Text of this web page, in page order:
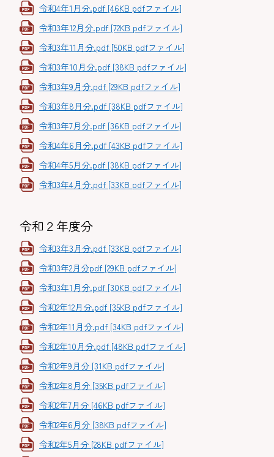
令和4年1月分.pdf [46KB pdfファイル]
令和3年12月分.pdf [72KB pdfファイル]
令和3年11月分.pdf [50KB pdfファイル]
令和3年10月分.pdf [38KB pdfファイル]
令和3年9月分.pdf [29KB pdfファイル]
令和3年8月分.pdf [38KB pdfファイル]
令和3年7月分.pdf [36KB pdfファイル]
令和4年6月分.pdf [43KB pdfファイル]
令和4年5月分.pdf [38KB pdfファイル]
令和3年4月分.pdf [33KB pdfファイル]
令和２年度分
令和3年3月分.pdf [33KB pdfファイル]
令和3年2月分pdf [29KB pdfファイル]
令和3年1月分.pdf [30KB pdfファイル]
令和2年12月分.pdf [35KB pdfファイル]
令和2年11月分.pdf [34KB pdfファイル]
令和2年10月分.pdf [48KB pdfファイル]
令和2年9月分 [31KB pdfファイル]
令和2年8月分 [35KB pdfファイル]
令和2年7月分 [46KB pdfファイル]
令和2年6月分 [38KB pdfファイル]
令和2年5月分 [28KB pdfファイル]